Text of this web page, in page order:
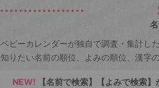
ベビーカレンダーが独自で調査・集計し
知りたい名前の順位、よみの順位、漢字
NEW! 【名前で検索】【よみで検索